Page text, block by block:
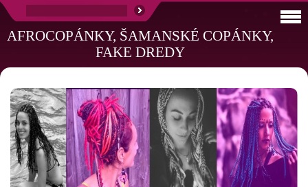
AFROCOPÁNKY, ŠAMANSKÉ COPÁNKY,
FAKE DREDY